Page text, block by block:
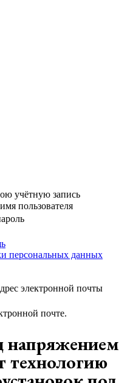
учётную запись
пользователя
персональных данных
электронной почты
почте.
напряжением
технологию